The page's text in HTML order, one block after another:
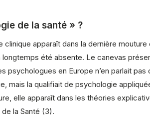
de la santé » ?
clinique apparaît dans la dernière
longtemps été absente. Le canevas
psychologues en Europe n’en parlait pas
mais la qualifiait de psychologie
elle apparaît dans les théories
la Santé (3).